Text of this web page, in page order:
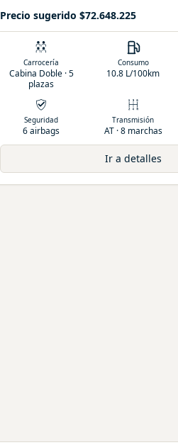
Precio sugerido $72.648.225
Carrocería
Cabina Doble · 5
plazas
Consumo
10.8 L/100km
Seguridad
6 airbags
Transmisión
AT · 8 marchas
Ir a detalles